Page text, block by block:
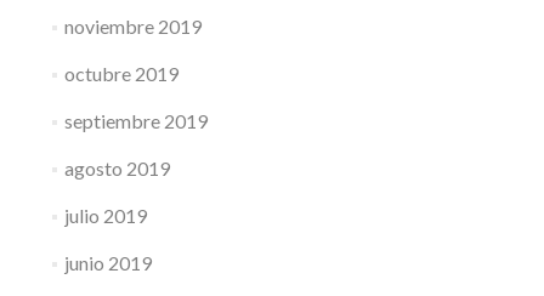
noviembre 2019
octubre 2019
septiembre 2019
agosto 2019
julio 2019
junio 2019